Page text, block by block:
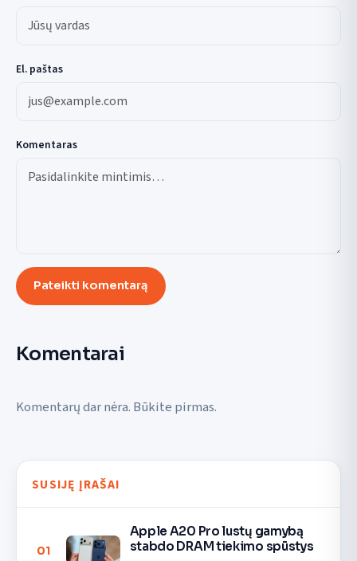
El. paštas
Komentaras
Pateikti komentarą
Komentarai
Komentarų dar nėra. Būkite pirmas.
SUSIJĘ ĮRAŠAI
01
Apple A20 Pro lustų gamybą
stabdo DRAM tiekimo spūstys